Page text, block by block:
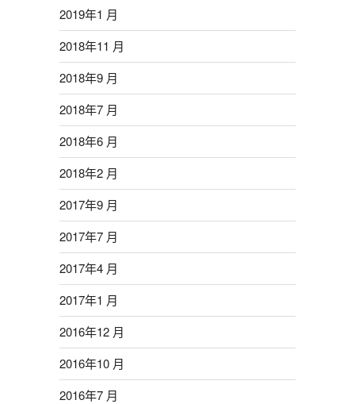
2019年1 月
2018年11 月
2018年9 月
2018年7 月
2018年6 月
2018年2 月
2017年9 月
2017年7 月
2017年4 月
2017年1 月
2016年12 月
2016年10 月
2016年7 月